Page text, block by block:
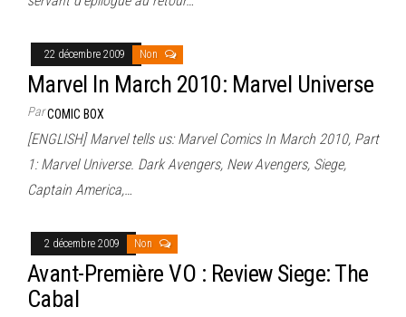
22 décembre 2009 Non
Marvel In March 2010: Marvel Universe
ParCOMIC BOX
[ENGLISH] Marvel tells us: Marvel Comics In March 2010, Part
1: Marvel Universe. Dark Avengers, New Avengers, Siege,
Captain America,…
2 décembre 2009 Non
Avant-Première VO : Review Siege: The
Cabal